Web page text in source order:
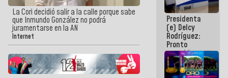
La Cori decidió salir a la calle porque sabe
que Inmundo González no podrá
juramentarse en la AN
Internet
Marcano por
hacer
historia en
los
Centroamericanos
Presidenta
(e) Delcy
Rodríguez:
Pronto
restableceremos
las
operaciones